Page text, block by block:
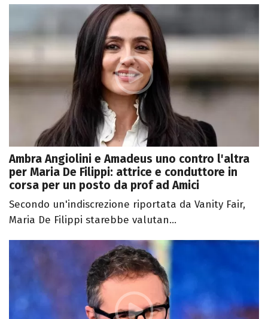
Ambra Angiolini e Amadeus uno contro l'altra
per Maria De Filippi: attrice e conduttore in
corsa per un posto da prof ad Amici
Secondo un'indiscrezione riportata da Vanity Fair,
Maria De Filippi starebbe valutan...